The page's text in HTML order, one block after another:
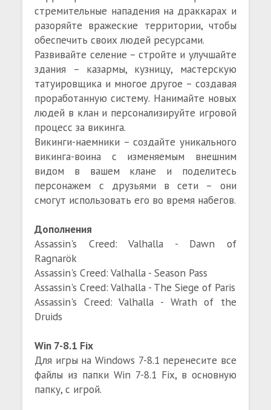
стремительные нападения на драккарах и
разоряйте вражеские территории, чтобы
обеспечить своих людей ресурсами.
Развивайте селение – стройте и улучшайте
здания – казармы, кузницу, мастерскую
татуировщика и многое другое – создавая
проработанную систему. Нанимайте новых
людей в клан и персонализируйте игровой
процесс за викинга.
Викинги-наемники – создайте уникального
викинга-воина с изменяемым внешним
видом в вашем клане и поделитесь
персонажем с друзьями в сети – они
смогут использовать его во время набегов.
Дополнения
Assassin's Creed: Valhalla - Dawn of
Ragnarök
Assassin's Creed: Valhalla - Season Pass
Assassin's Creed: Valhalla - The Siege of Paris
Assassin's Creed: Valhalla - Wrath of the
Druids
Win 7-8.1 Fix
Для игры на Windows 7-8.1 перенесите все
файлы из папки Win 7-8.1 Fix, в основную
папку, с игрой.